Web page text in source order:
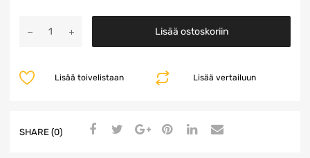
6HP26
Lisää ostoskoriin
Lisää vertailuun
Lisää toivelistaan
SHARE (0)